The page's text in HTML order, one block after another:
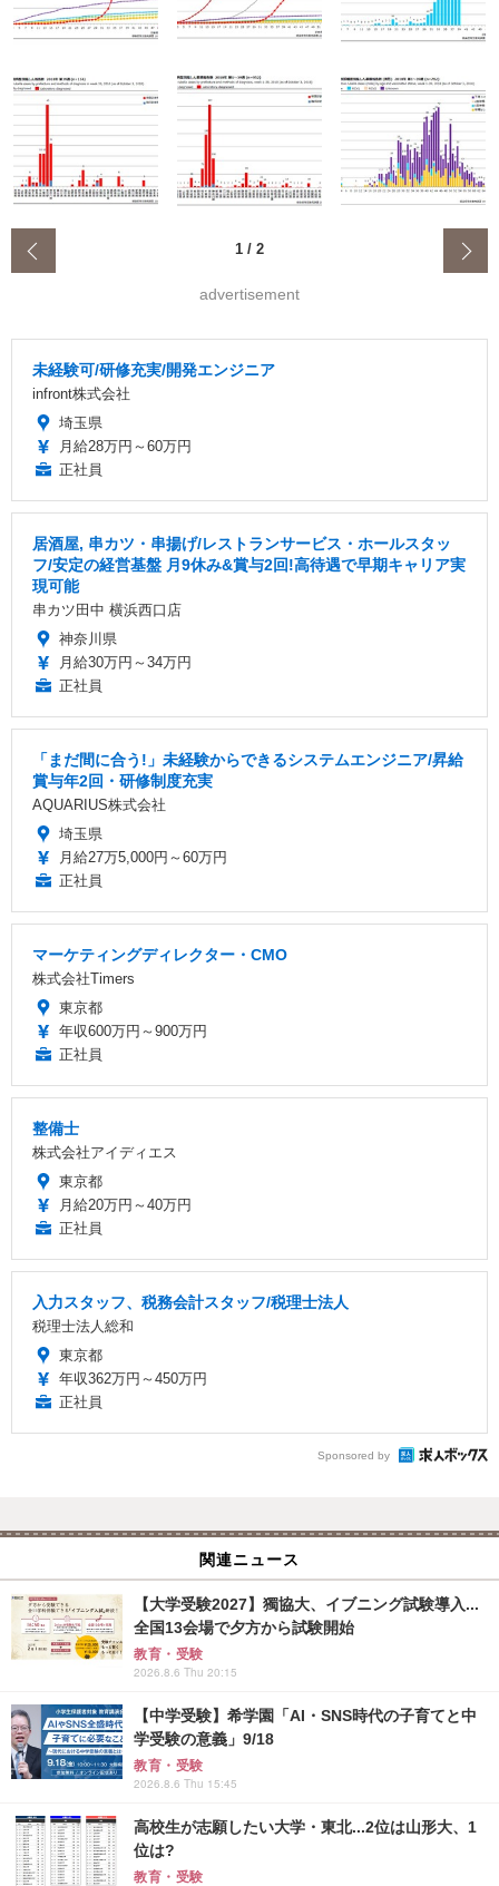
1 / 2
advertisement
未経験可/研修充実/開発エンジニア
infront株式会社
埼玉県
月給28万円～60万円
正社員
居酒屋, 串カツ・串揚げ/レストランサービス・ホールスタッ
フ/安定の経営基盤 月9休み&賞与2回!高待遇で早期キャリア実
現可能
串カツ田中 横浜西口店
神奈川県
月給30万円～34万円
正社員
「まだ間に合う!」未経験からできるシステムエンジニア/昇給
賞与年2回・研修制度充実
AQUARIUS株式会社
埼玉県
月給27万5,000円～60万円
正社員
マーケティングディレクター・CMO
株式会社Timers
東京都
年収600万円～900万円
正社員
整備士
株式会社アイディエス
東京都
月給20万円～40万円
正社員
入力スタッフ、税務会計スタッフ/税理士法人
税理士法人総和
東京都
年収362万円～450万円
正社員
Sponsored by
関連ニュース
【大学受験2027】獨協大、イブニング試験導入...
全国13会場で夕方から試験開始
教育・受験
2026.8.6 Thu 20:15
【中学受験】希学園「AI・SNS時代の子育てと中
学受験の意義」9/18
教育・受験
2026.8.6 Thu 15:45
高校生が志願したい大学・東北...2位は山形大、1
位は?
教育・受験